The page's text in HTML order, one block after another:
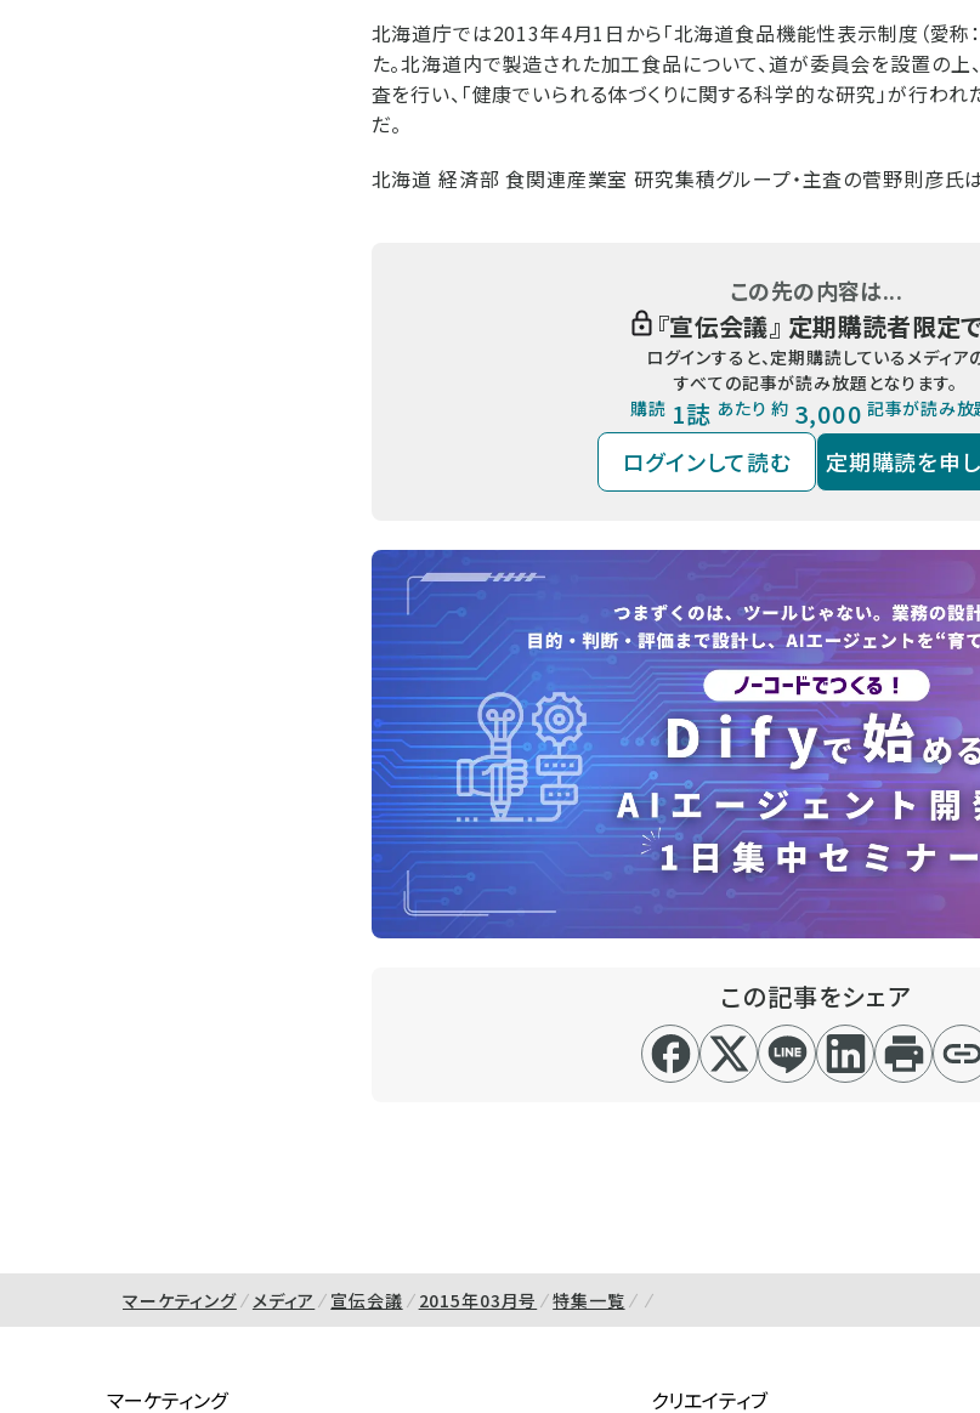
北海道庁では2013年4月1日から「北海道食品機能性表示制度（愛称：
た。北海道内で製造された加工食品について、道が委員会を設置の
査を行い、「健康でいられる体づくりに関する科学的な研究」が行わ
だ。
北海道 経済部 食関連産業室 研究集積グループ・主査の菅野則彦氏
この先の内容は...
『宣伝会議』 定期購読者限定
ログインすると、定期購読しているメディア
すべての記事が読み放題となります。
購読 1誌 あたり 約 3,000 記事が読み放
ログインして読む 定期購読を申
この記事をシェア
マーケティング メディア 宣伝会議 2015年03月号 特集一覧
マーケティング クリエイティブ